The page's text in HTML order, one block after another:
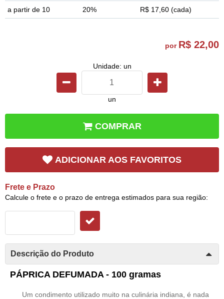
a partir de 10 20% R$ 17,60 (cada)
por R$ 22,00
Unidade: un
un
COMPRAR
ADICIONAR AOS FAVORITOS
Frete e Prazo
Calcule o frete e o prazo de entrega estimados para sua região:
Descrição do Produto
PÁPRICA DEFUMADA - 100 gramas
Um condimento utilizado muito na culinária indiana, é nada